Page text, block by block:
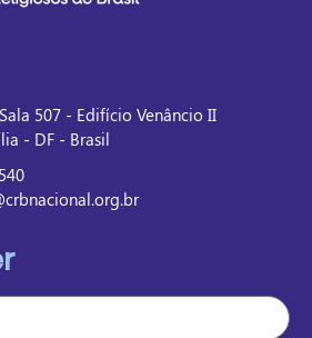
507 - Edifício Venâncio II
- DF - Brasil